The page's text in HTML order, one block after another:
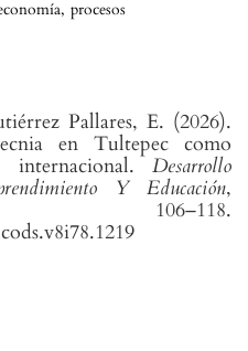
, procesos
Pallares, E. (2026).
en Tultepec como
internacional. Desarrollo
Y Educación,